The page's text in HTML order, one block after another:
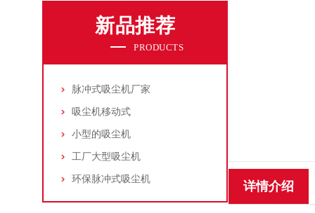
新品推荐
PRODUCTS
脉冲式吸尘机厂家
吸尘机移动式
小型的吸尘机
工厂大型吸尘机
环保脉冲式吸尘机
详情介绍